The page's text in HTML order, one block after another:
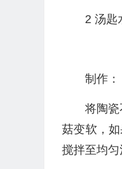
2 汤匙
制作：
将陶
菇变软，
搅拌至均